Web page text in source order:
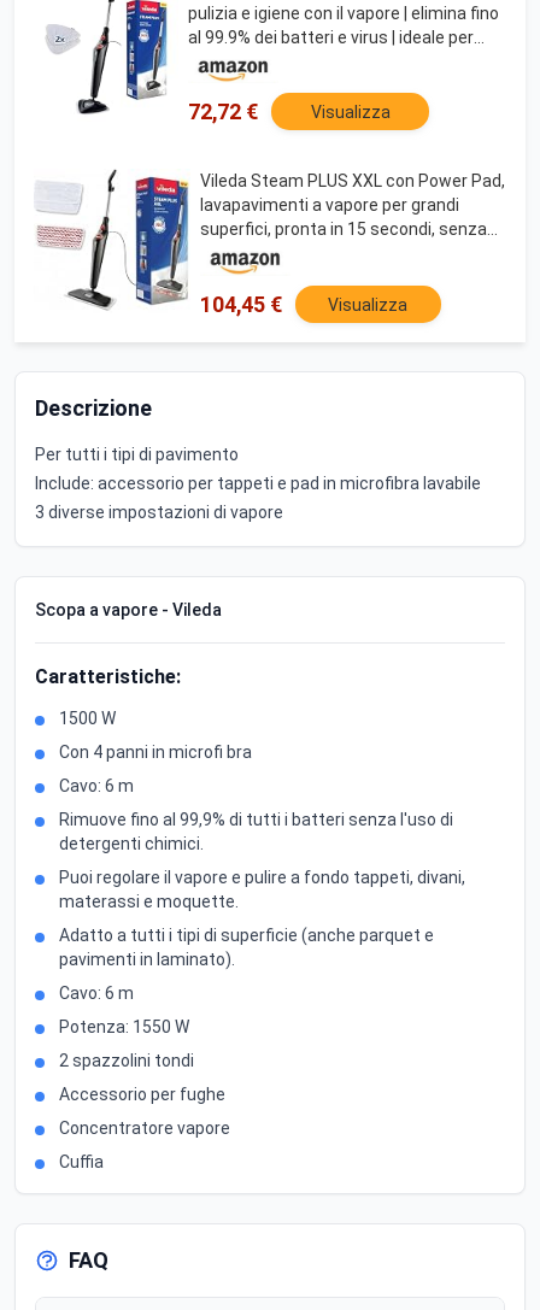
pulizia e igiene con il vapore | elimina fino
al 99.9% dei batteri e virus | ideale per
tappeti, moquette per tutti i tipi di
pavimento | senza uso di detergenti
72,72 € Visualizza
Vileda Steam PLUS XXL con Power Pad,
lavapavimenti a vapore per grandi
superfici, pronta in 15 secondi, senza
detergenti, per tutti i pavimenti sigillati
e tappeti
104,45 € Visualizza
Descrizione
Per tutti i tipi di pavimento
Include: accessorio per tappeti e pad in microfibra lavabile
3 diverse impostazioni di vapore
Scopa a vapore - Vileda
Caratteristiche:
1500 W
Con 4 panni in microfi bra
Cavo: 6 m
Rimuove fino al 99,9% di tutti i batteri senza l'uso di
detergenti chimici.
Puoi regolare il vapore e pulire a fondo tappeti, divani,
materassi e moquette.
Adatto a tutti i tipi di superficie (anche parquet e
pavimenti in laminato).
Cavo: 6 m
Potenza: 1550 W
2 spazzolini tondi
Accessorio per fughe
Concentratore vapore
Cuffia
FAQ